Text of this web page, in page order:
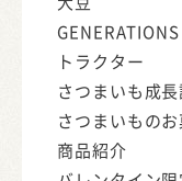
GENERATIONS
トラクター
さつまいも成
さつまいもの
商品紹介